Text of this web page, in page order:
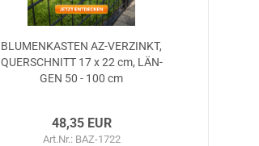
BLU­MEN­KAS­TEN AZ-​VER­ZINKT,
QUER­SCHNITT 17 x 22 cm, LÄN­
GEN 50 - 100 cm
48,35 EUR
Art.Nr.: BAZ-1722